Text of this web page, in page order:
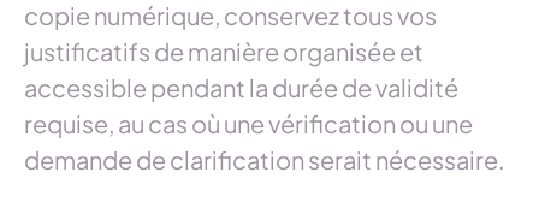
copie numérique, conservez tous vos
justificatifs de manière organisée et
accessible pendant la durée de validité
requise, au cas où une vérification ou une
demande de clarification serait nécessaire.